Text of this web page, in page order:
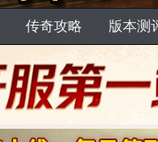
传奇攻略 版本测